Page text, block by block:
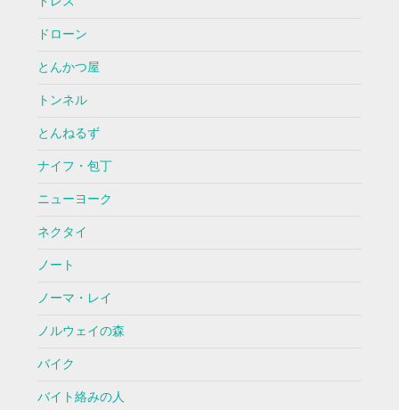
ドローン
とんかつ屋
トンネル
とんねるず
ナイフ・包丁
ニューヨーク
ネクタイ
ノート
ノーマ・レイ
ノルウェイの森
バイク
バイト絡みの人